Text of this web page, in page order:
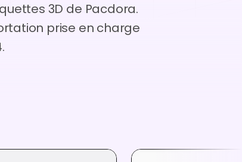
3D de Pacdora.
prise en charge